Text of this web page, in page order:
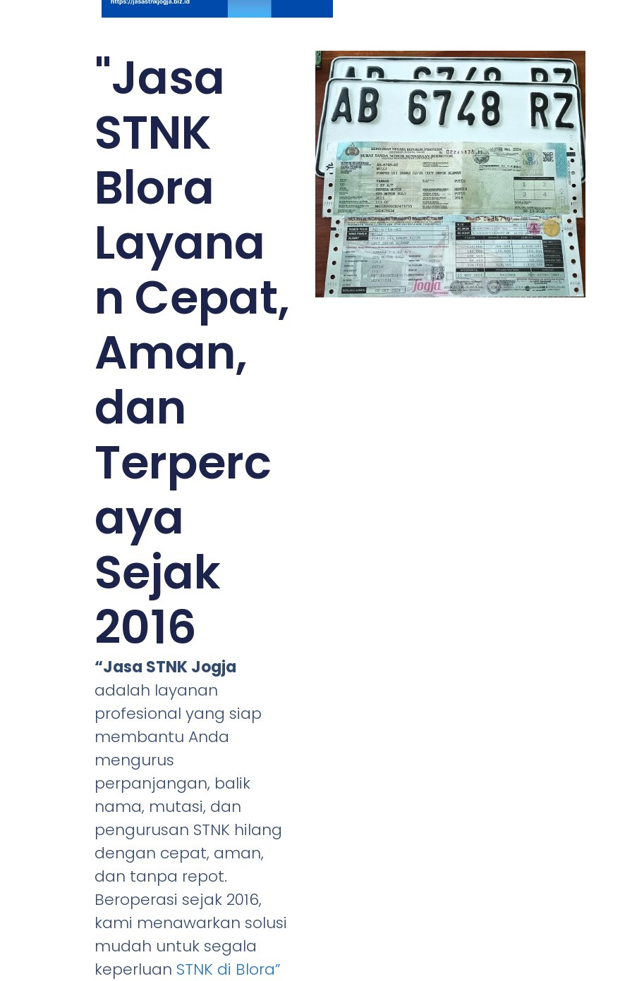
"Jasa
STNK
Blora
Layana
n Cepat,
Aman,
dan
Terperc
aya
Sejak
2016
“Jasa STNK Jogja
adalah layanan
profesional yang siap
membantu Anda
mengurus
perpanjangan, balik
nama, mutasi, dan
pengurusan STNK hilang
dengan cepat, aman,
dan tanpa repot.
Beroperasi sejak 2016,
kami menawarkan solusi
mudah untuk segala
keperluan STNK di Blora”